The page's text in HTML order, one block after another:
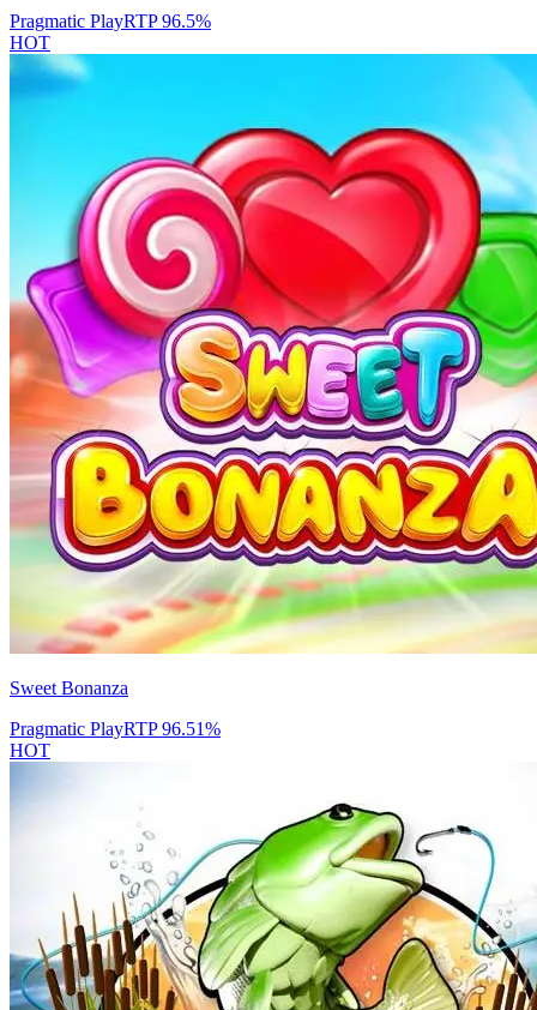
Pragmatic PlayRTP96.5%
HOT
Sweet Bonanza
Pragmatic PlayRTP96.51%
HOT